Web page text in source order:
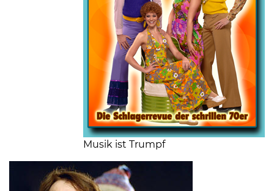
Musik ist Trumpf